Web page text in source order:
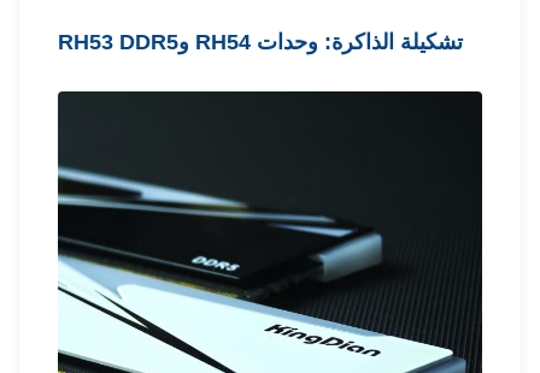
تشكيلة الذاكرة: وحدات RH54 وRH53 DDR5